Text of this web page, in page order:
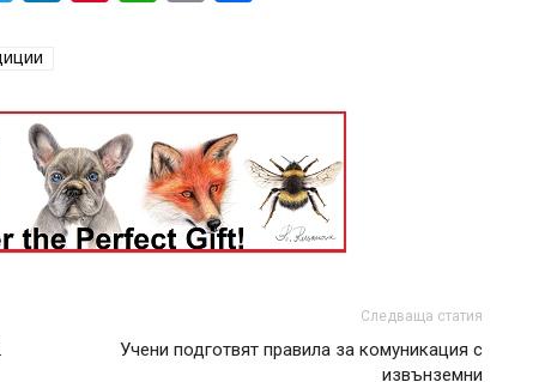
Следваща статия
Учени подготвят правила за комуникация с
извънземни